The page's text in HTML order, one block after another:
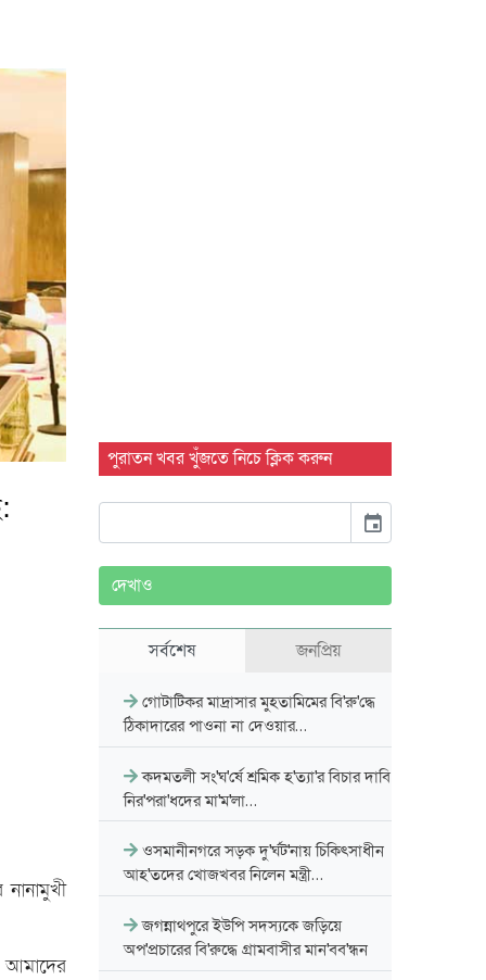
আমাদের
পুরাতন খবর খুঁজতে নিচে ক্লিক করুন
event
দেখাও
সর্বশেষ জনপ্রিয়
গোটাটিকর মাদ্রাসার মুহতামিমের বি'রু'দ্ধে
ঠিকাদারের পাওনা না দেওয়ার…
কদমতলী সং'ঘ'র্ষে শ্রমিক হ'ত্যা'র বিচার দাবি
নির'পরা'ধদের মা'ম'লা…
ওসমানীনগরে সড়ক দু'র্ঘট'নায় চিকিৎসাধীন
আহ'তদের খোজখবর নিলেন মন্ত্রী…
জগন্নাথপুরে ইউপি সদস্যকে জড়িয়ে
অপ'প্রচারের বি'রুদ্ধে গ্রামবাসীর মান'বব'ন্ধন